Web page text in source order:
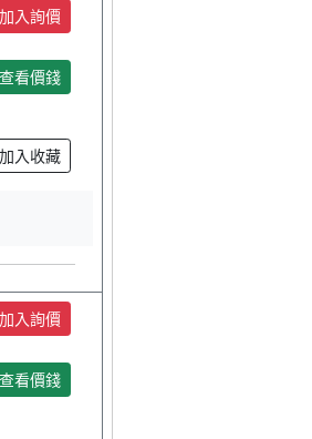
加入詢價
查看價錢
加入收藏
加入詢價
查看價錢